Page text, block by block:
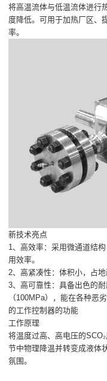
将高温流体与低温流体进行
度降低。可用于加热厂区、
率。
新技术亮点
1、高效率：采用微通道结
用效率。
2、高紧凑性：体积小，占地
3、高可靠性：具备出色的
（100MPa），能在各种恶
的工作控制器的功能
工作原理
将温度过高、高电压的
节中物理降温并转变成液体
氛围。